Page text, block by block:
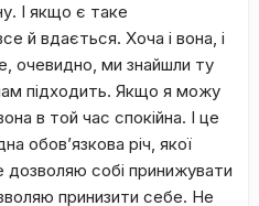
І якщо є таке
й вдається. Хоча і вона, і
очевидно, ми знайшли ту
підходить. Якщо я можу
в той час спокійна. І це
обов’язкова річ, якої
собі принижувати
принизити себе. Не